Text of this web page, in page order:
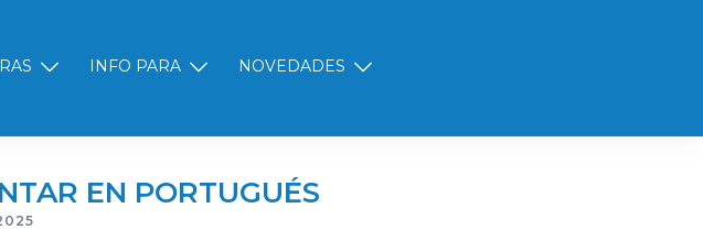
INFO PARA NOVEDADES
EN PORTUGUÉS